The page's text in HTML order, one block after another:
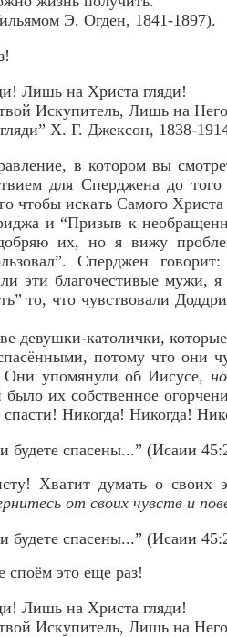
Э. Огден, 1841-1897).
Лишь на Христа гляди!
Искупитель, Лишь на
Х. Г. Джексон, 1838-
в котором вы
для Сперджена до
чтобы искать Самого
и “Призыв к
их, но я вижу
Сперджен
эти благочестивые мужи,
то, что чувствовали
девушки-католички,
потому что они
Они упомянули об Иисусе,
их собственное
спасти! Никогда! Никогда!
будете спасены...” (Исаии
Хватит думать о своих
от своих чувств и
будете спасены...” (Исаии
споём это еще раз!
Лишь на Христа гляди!
Искупитель, Лишь на